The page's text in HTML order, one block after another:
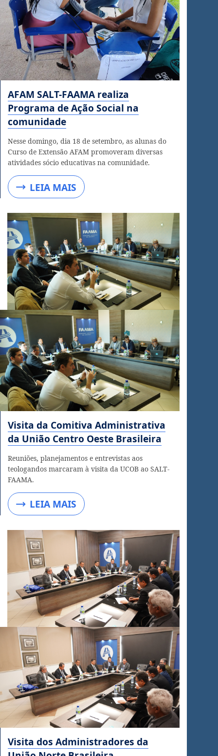
AFAM SALT-FAAMA realiza
Programa de Ação Social na
comunidade
Nesse domingo, dia 18 de setembro, as alunas do
Curso de Extensão AFAM promoveram diversas
atividades sócio educativas na comunidade.
LEIA MAIS
Visita da Comitiva Administrativa
da União Centro Oeste Brasileira
Reuniões, planejamentos e entrevistas aos
teologandos marcaram à visita da UCOB ao SALT-
FAAMA.
LEIA MAIS
Visita dos Administradores da